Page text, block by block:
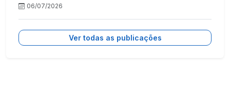
06/07/2026
Ver todas as publicações